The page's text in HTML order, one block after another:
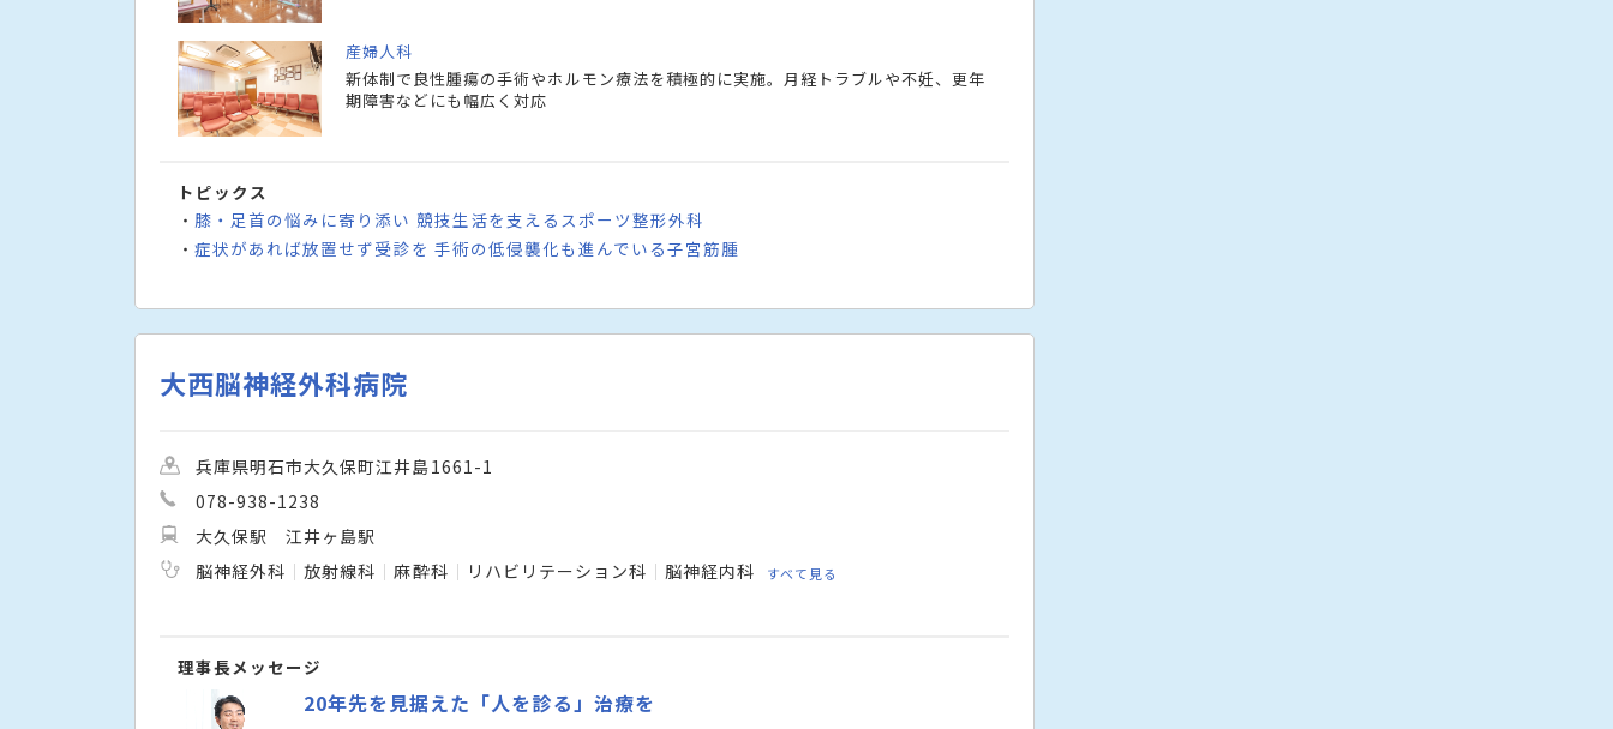
産婦人科
新体制で良性腫瘍の手術やホルモン療法を積極的に実施。月経トラブルや不妊、更年
期障害などにも幅広く対応
トピックス
・ 膝・足首の悩みに寄り添い 競技生活を支えるスポーツ整形外科
・症状があれば放置せず受診を 手術の低侵襲化も進んでいる子宮筋腫
大西脳神経外科病院
兵庫県明石市大久保町江井島1661-1
078-938-1238
大久保駅江井ヶ島駅
脳神経外科
放射線科 麻酔科 リハビリテーション科 脳神経内科 すべて見る
理事長メッセージ
20年先を見据えた「人を診る」治療を